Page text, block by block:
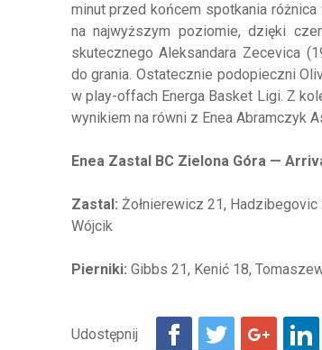
minut przed końcem spotkania
na najwyższym poziomie, dzięki
skutecznego Aleksandara Zecevica
do grania. Ostatecznie podopieczni
w play-offach Energa Basket Ligi. Z
wynikiem na równi z Enea Abramczyk
Enea Zastal BC Zielona Góra —
Zastal: Żołnierewicz 21,
Wójcik
Pierniki: Gibbs 21, Kenić 18,